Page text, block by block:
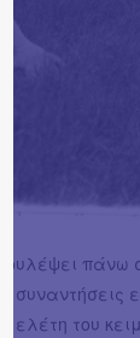
πάνω
συναντήσεις
του